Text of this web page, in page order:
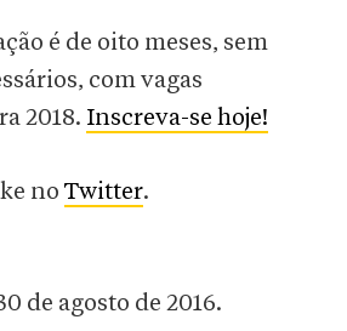
é de oito meses, sem
com vagas
2018. Inscreva-se hoje!
no Twitter.
de agosto de 2016.